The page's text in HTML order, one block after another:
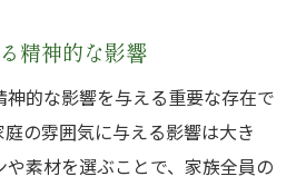
精神的な影響
的な影響を与える重要な存在で
の雰囲気に与える影響は大き
や素材を選ぶことで、家族全員の